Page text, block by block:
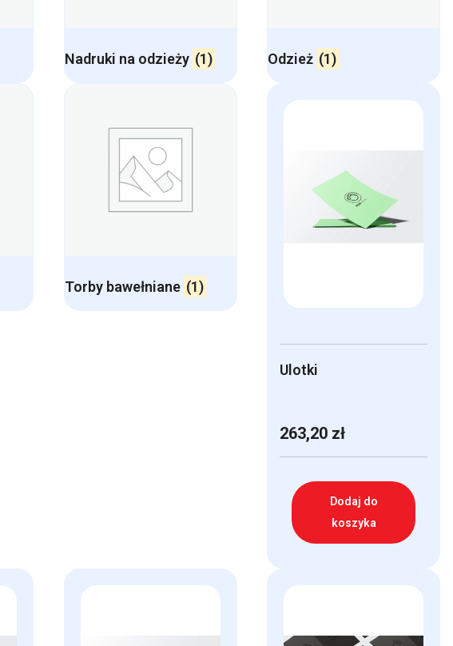
Nadruki na odzieży (1) Odzież (1)
Torby bawełniane (1)
Ulotki
263,20 zł
Dodaj do
koszyka